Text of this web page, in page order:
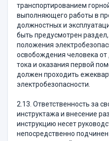
транспортированием
выполняющего работы в
должностных и
быть предусмотрен
положения
освобождения человека от
тока и оказания первой
должен проходить
электробезопасности.
2.13. Ответственность за
инструктажа и внесение
инструкцию несет
непосредственно